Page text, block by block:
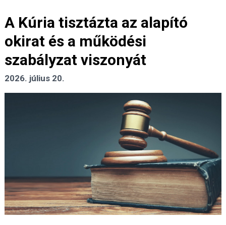
A Kúria tisztázta az alapító
okirat és a működési
szabályzat viszonyát
2026. július 20.